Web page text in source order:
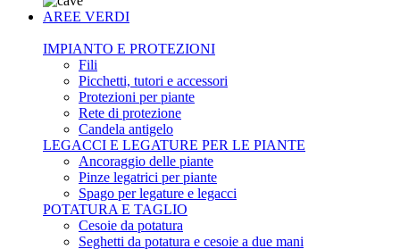
AREE VERDI
IMPIANTO E PROTEZIONI
Fili
Picchetti, tutori e accessori
Protezioni per piante
Rete di protezione
Candela antigelo
LEGACCI E LEGATURE PER LE PIANTE
Ancoraggio delle piante
Pinze legatrici per piante
Spago per legature e legacci
POTATURA E TAGLIO
Cesoie da potatura
Seghetti da potatura e cesoie a due mani